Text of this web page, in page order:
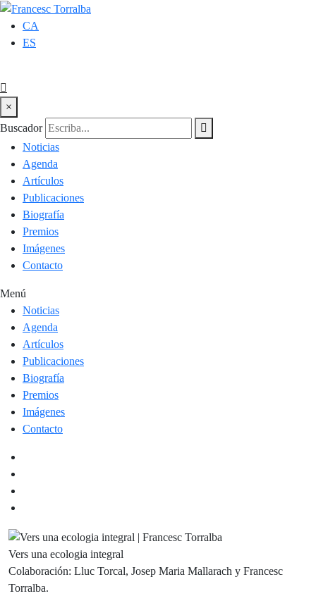
CA
ES
×
Buscador
Noticias
Agenda
Artículos
Publicaciones
Biografía
Premios
Imágenes
Contacto
Menú
Noticias
Agenda
Artículos
Publicaciones
Biografía
Premios
Imágenes
Contacto
Vers una ecologia integral
Colaboración: Lluc Torcal, Josep Maria Mallarach y Francesc
Torralba.